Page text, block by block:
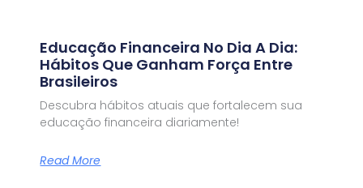
Educação Financeira No Dia A Dia:
Hábitos Que Ganham Força Entre
Brasileiros
Descubra hábitos atuais que fortalecem sua
educação financeira diariamente!
Read More